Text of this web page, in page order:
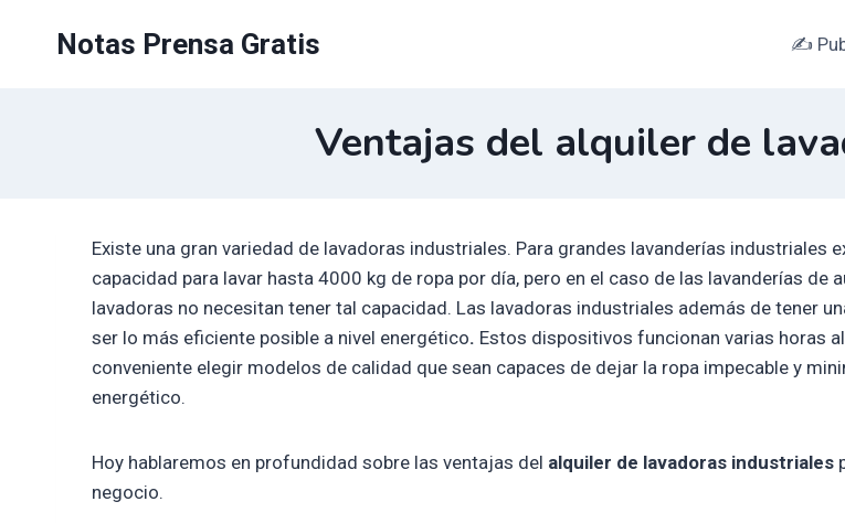
Notas Prensa Gratis ✍
Ventajas del alquiler de
Existe una gran variedad de lavadoras industriales. Para grandes lavanderías industriales
capacidad para lavar hasta 4000 kg de ropa por día, pero en el caso de las lavanderías de
lavadoras no necesitan tener tal capacidad. Las lavadoras industriales además de tener
ser lo más eficiente posible a nivel energético. Estos dispositivos funcionan varias horas
conveniente elegir modelos de calidad que sean capaces de dejar la ropa impecable y
energético.
Hoy hablaremos en profundidad sobre las ventajas del alquiler de lavadoras industriales
negocio.